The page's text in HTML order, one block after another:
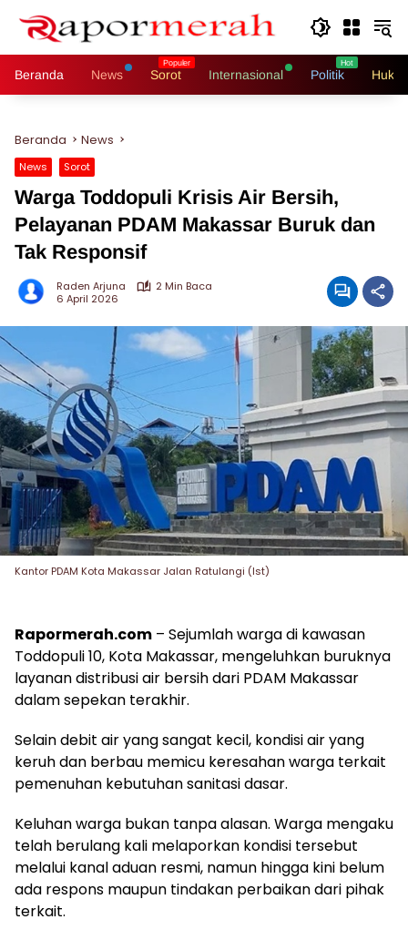
Beranda News Sorot Internasional Politik
Beranda News
News Sorot
Warga Toddopuli Krisis Air Bersih,
Pelayanan PDAM Makassar Buruk dan
Tak Responsif
Raden Arjuna
2 Min Baca
6 April 2026
Kantor PDAM Kota Makassar Jalan Ratulangi (Ist)
Rapormerah.com – Sejumlah warga di kawasan
Toddopuli 10, Kota Makassar, mengeluhkan buruknya
layanan distribusi air bersih dari PDAM Makassar
dalam sepekan terakhir.
Selain debit air yang sangat kecil, kondisi air yang
keruh dan berbau memicu keresahan warga terkait
pemenuhan kebutuhan sanitasi dasar.
Keluhan warga bukan tanpa alasan. Warga mengaku
telah berulang kali melaporkan kondisi tersebut
melalui kanal aduan resmi, namun hingga kini belum
ada respons maupun tindakan perbaikan dari pihak
terkait.